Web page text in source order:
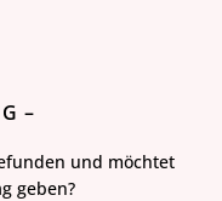
–
und möchtet
geben?